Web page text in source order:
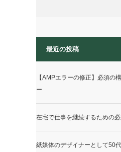
最近の投稿
【AMPエラーの修正】必須の
ー
在宅で仕事を継続するための
紙媒体のデザイナーとして50